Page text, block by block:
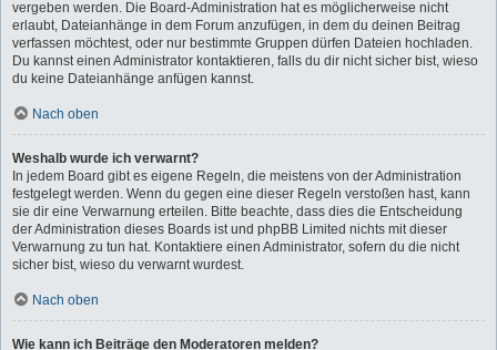
vergeben werden. Die Board-Administration hat es möglicherweise nicht
erlaubt, Dateianhänge in dem Forum anzufügen, in dem du deinen Beitrag
verfassen möchtest, oder nur bestimmte Gruppen dürfen Dateien hochladen.
Du kannst einen Administrator kontaktieren, falls du dir nicht sicher bist, wieso
du keine Dateianhänge anfügen kannst.
Nach oben
Weshalb wurde ich verwarnt?
In jedem Board gibt es eigene Regeln, die meistens von der Administration
festgelegt werden. Wenn du gegen eine dieser Regeln verstoßen hast, kann
sie dir eine Verwarnung erteilen. Bitte beachte, dass dies die Entscheidung
der Administration dieses Boards ist und phpBB Limited nichts mit dieser
Verwarnung zu tun hat. Kontaktiere einen Administrator, sofern du die nicht
sicher bist, wieso du verwarnt wurdest.
Nach oben
Wie kann ich Beiträge den Moderatoren melden?